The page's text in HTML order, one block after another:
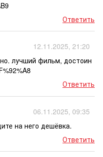
Ответить
12.11.2025, 21:20
лучший фильм, достоин
Ответить
06.11.2025, 09:35
на него дешёвка.
Ответить